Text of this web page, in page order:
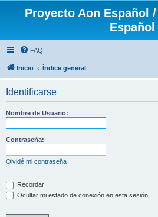
Proyecto Aon Español
Español
FAQ
Inicio Índice general
Identificarse
Nombre de Usuario:
Contraseña:
Olvidé mi contraseña
Recordar
Ocultar mi estado de conexión en esta sesión